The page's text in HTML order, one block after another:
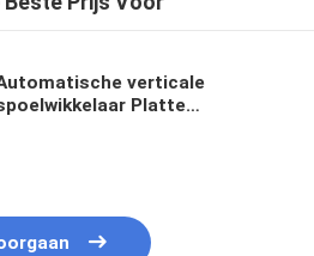
verticale
Platte